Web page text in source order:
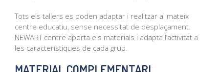
Tots els tallers es poden adaptar i realitzar al mateix
centre educatiu, sense necessitat de desplaçament.
NEWART centre aporta els materials i adapta l’activitat a
les característiques de cada grup.